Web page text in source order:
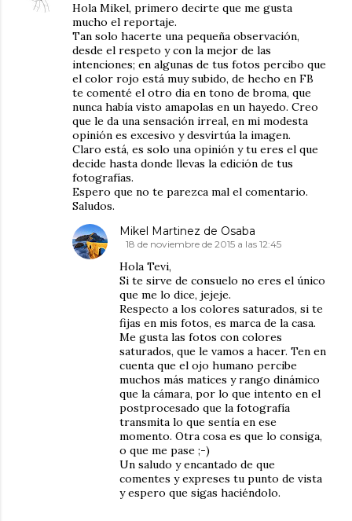
Hola Mikel, primero decirte que me gusta
mucho el reportaje.
Tan solo hacerte una pequeña observación,
desde el respeto y con la mejor de las
intenciones; en algunas de tus fotos percibo que
el color rojo está muy subido, de hecho en FB
te comenté el otro dia en tono de broma, que
nunca había visto amapolas en un hayedo. Creo
que le da una sensación irreal, en mi modesta
opinión es excesivo y desvirtúa la imagen.
Claro está, es solo una opinión y tu eres el que
decide hasta donde llevas la edición de tus
fotografías.
Espero que no te parezca mal el comentario.
Saludos.
Mikel Martinez de Osaba
18 de noviembre de 2015 a las 12:45
Hola Tevi,
Si te sirve de consuelo no eres el único
que me lo dice, jejeje.
Respecto a los colores saturados, si te
fijas en mis fotos, es marca de la casa.
Me gusta las fotos con colores
saturados, que le vamos a hacer. Ten en
cuenta que el ojo humano percibe
muchos más matices y rango dinámico
que la cámara, por lo que intento en el
postprocesado que la fotografía
transmita lo que sentía en ese
momento. Otra cosa es que lo consiga,
o que me pase ;-)
Un saludo y encantado de que
comentes y expreses tu punto de vista
y espero que sigas haciéndolo.